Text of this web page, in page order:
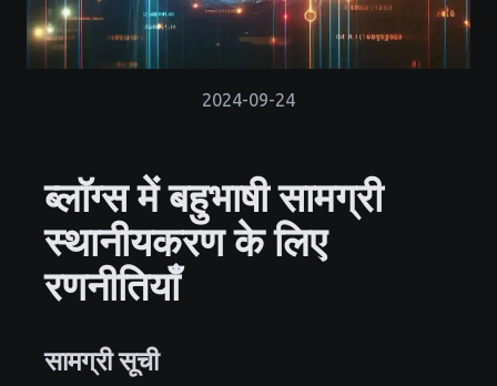
2024-09-24
ब्लॉग्स में बहुभाषी सामग्री
स्थानीयकरण के लिए
रणनीतियाँ
सामग्री सूची